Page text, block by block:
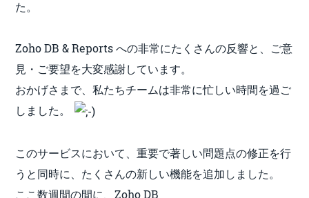
た。
Zoho DB & Reports への非常にたくさんの反響と、ご意
見・ご要望を大変感謝しています。
おかげさまで、私たちチームは非常に忙しい時間を過ご
しました。
このサービスにおいて、重要で著しい問題点の修正を行
うと同時に、たくさんの新しい機能を追加しました。
ここ数週間の間に、Zoho DB